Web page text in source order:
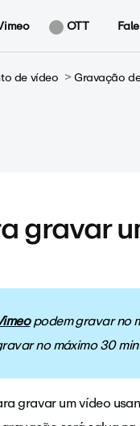
OTT
de vídeo Gravação
gravar
podem gravar no
no máximo 30
gravar um vídeo